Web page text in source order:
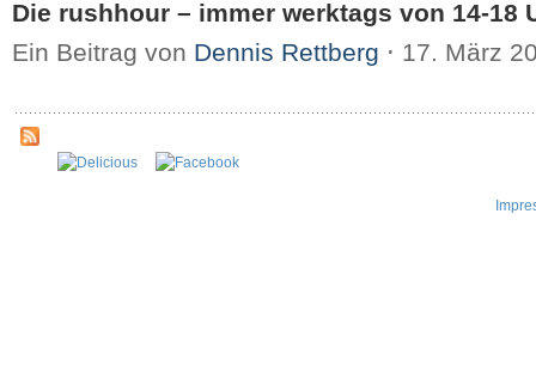
Die rushhour – immer werktags von 14-18
Ein Beitrag von Dennis Rettberg ⋅ 17. März